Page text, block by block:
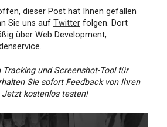
dieser Post hat Ihnen gefallen
Sie uns auf Twitterfolgen. Dort
über Web Development,
Tracking und Screenshot-Tool für
Sie sofort Feedback von Ihren
Jetzt kostenlos testen!